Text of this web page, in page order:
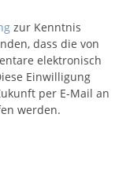
zur Kenntnis
dass die von
elektronisch
Einwilligung
per E-Mail an
werden.